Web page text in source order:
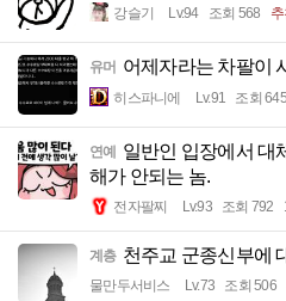
강슬기 Lv.94 조회 568
유머 어제자라는 차팔이
히스파니에 Lv.91 조회 645
연예
일반인 입장에서 대
해가 안되는 놈.
전자팔찌 Lv.93 조회 792
계층 천주교 군종신부에
물만두서비스 Lv.73 조회 506